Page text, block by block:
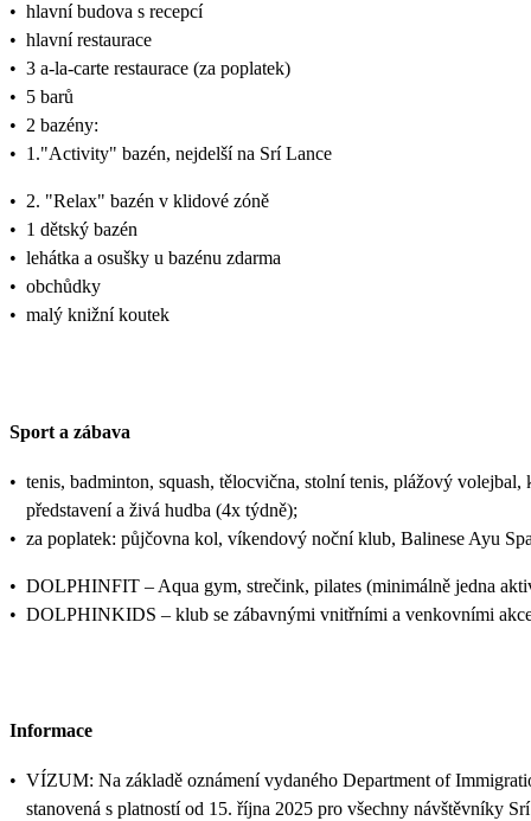
• hlavní budova s recepcí
• hlavní restaurace
• 3 a-la-carte restaurace (za poplatek)
• 5 barů
• 2 bazény:
• 1."Activity" bazén, nejdelší na Srí Lance
• 2. "Relax" bazén v klidové zóně
• 1 dětský bazén
• lehátka a osušky u bazénu zdarma
• obchůdky
• malý knižní koutek
Sport a zábava
• tenis, badminton, squash, tělocvična, stolní tenis, plážový
představení a živá hudba (4x týdně);
• za poplatek: půjčovna kol, víkendový noční klub, Balinese Ayu
• DOLPHINFIT – Aqua gym, strečink, pilates (minimálně jedna
• DOLPHINKIDS – klub se zábavnými vnitřními a venkovními
Informace
• VÍZUM: Na základě oznámení vydaného Department of
stanovená s platností od 15. října 2025 pro všechny návštěvníky